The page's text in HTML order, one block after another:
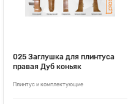
025 Заглушка для плинтуса
правая Дуб коньяк
Плинтус и комплектующие